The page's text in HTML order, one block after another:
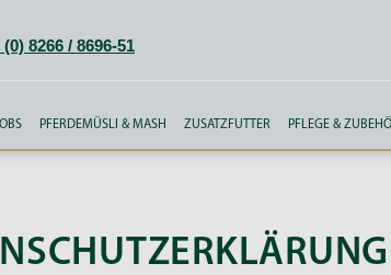
(0) 8266 / 8696-51
PFERDEMÜSLI & MASH ZUSATZFUTTER PFLEGE &